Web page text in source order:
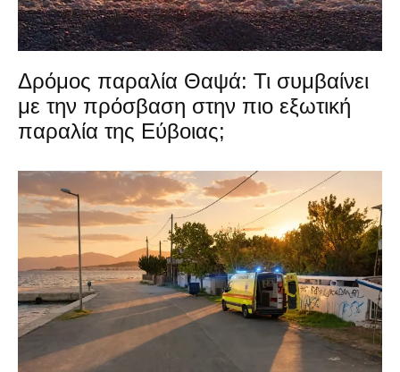
Δρόμος παραλία Θαψά: Τι συμβαίνει
με την πρόσβαση στην πιο εξωτική
παραλία της Εύβοιας;